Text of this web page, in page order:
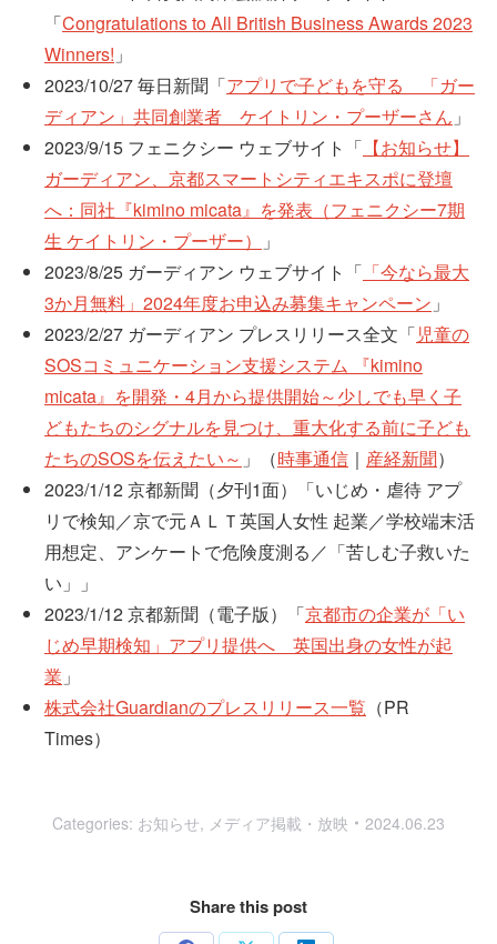
「Congratulations to All British Business Awards 2023
Winners! 」
2023/10/27 毎日新聞「アプリで子どもを守る 「ガー
ディアン」共同創業者 ケイトリン・プーザーさん 」
2023/9/15 フェニクシー ウェブサイト「 【お知らせ】
ガーディアン、京都スマートシティエキスポに登壇
へ：同社『kimino micata』を発表（フェニクシー7期
生 ケイトリン・プーザー）
」
2023/8/25 ガーディアン ウェブサイト「 「今なら最大
3か月無料」2024年度お申込み募集キャンペーン 」
2023/2/27 ガーディアン プレスリリース全文「児童の
SOSコミュニケーション支援システム 『kimino
micata』を開発・4月から提供開始～少しでも早く子
どもたちのシグナルを見つけ、重大化する前に子ども
たちのSOSを伝えたい～ 」（時事通信 ｜ 産経新聞）
2023/1/12 京都新聞（夕刊1面）「いじめ・虐待 アプ
リで検知／京で元ＡＬＴ英国人女性 起業／学校端末活
用想定、アンケートで危険度測る／「苦しむ子救いた
い」」
2023/1/12 京都新聞（電子版）「京都市の企業が「い
じめ早期検知」アプリ提供へ 英国出身の女性が起
業 」
株式会社Guardianのプレスリリース一覧 （PR
Times）
Categories: お知らせ, メディア掲載・放映 2024.06.23
Share this post